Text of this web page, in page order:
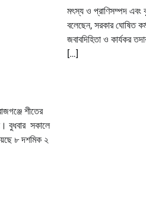
শীতের
বুধবার সকালে
৮ দশমিক ২
মৎস্য ও প্রাণিসম্পদ এবং
বলেছেন, সরকার ঘোষিত
জবাবদিহিতা ও কার্যকর
[…]